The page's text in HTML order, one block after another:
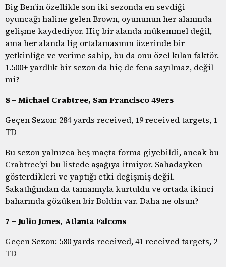
Big Ben’in özellikle son iki sezonda en sevdiği
oyuncağı haline gelen Brown, oyununun her alanında
gelişme kaydediyor. Hiç bir alanda mükemmel değil,
ama her alanda lig ortalamasının üzerinde bir
yetkinliğe ve verime sahip, bu da onu özel kılan faktör.
1.500+ yardlık bir sezon da hiç de fena sayılmaz, değil
mi?
8 – Michael Crabtree, San Francisco 49ers
Geçen Sezon: 284 yards received, 19 received targets, 1
TD
Bu sezon yalnızca beş maçta forma giyebildi, ancak bu
Crabtree’yi bu listede aşağıya itmiyor. Sahadayken
gösterdikleri ve yaptığı etki değişmiş değil.
Sakatlığından da tamamıyla kurtuldu ve ortada ikinci
baharında gözüken bir Boldin var. Daha ne olsun?
7 – Julio Jones, Atlanta Falcons
Geçen Sezon: 580 yards received, 41 received targets, 2
TD